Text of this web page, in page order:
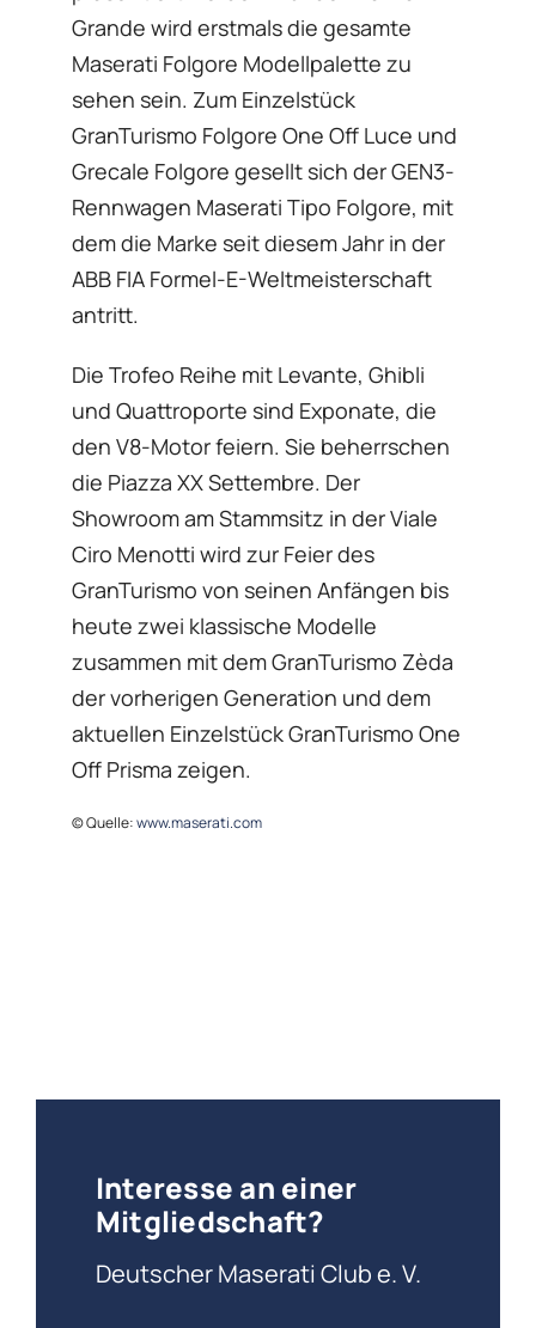
Grande wird erstmals die gesamte
Maserati Folgore Modellpalette zu
sehen sein. Zum Einzelstück
GranTurismo Folgore One Off Luce und
Grecale Folgore gesellt sich der GEN3-
Rennwagen Maserati Tipo Folgore, mit
dem die Marke seit diesem Jahr in der
ABB FIA Formel-E-Weltmeisterschaft
antritt.
Die Trofeo Reihe mit Levante, Ghibli
und Quattroporte sind Exponate, die
den V8-Motor feiern. Sie beherrschen
die Piazza XX Settembre. Der
Showroom am Stammsitz in der Viale
Ciro Menotti wird zur Feier des
GranTurismo von seinen Anfängen bis
heute zwei klassische Modelle
zusammen mit dem GranTurismo Zèda
der vorherigen Generation und dem
aktuellen Einzelstück GranTurismo One
Off Prisma zeigen.
© Quelle:www.maserati.com
Interesse an einer
Mitgliedschaft?
Deutscher Maserati Club e. V.